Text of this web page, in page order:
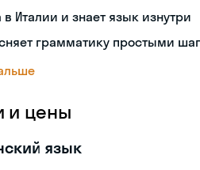
Италии и знает язык изнутри
грамматику простыми
и цены
язык